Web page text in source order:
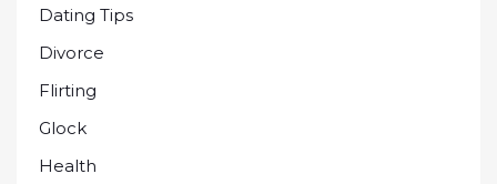
Dating Tips
Divorce
Flirting
Glock
Health